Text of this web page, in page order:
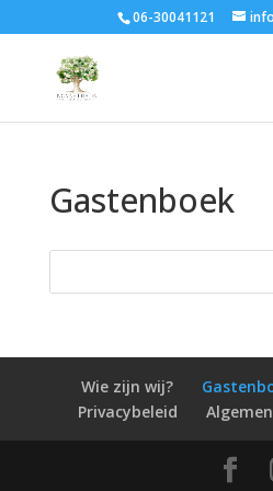
06-30041121
Gastenboek
Wie zijn wij?
Privacybeleid